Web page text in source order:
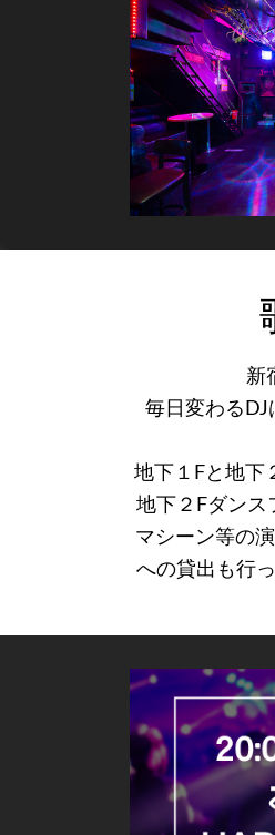
新
毎日変わるDJ
地下１Fと地下
地下２Fダンス
マシーン等の
への貸出も行